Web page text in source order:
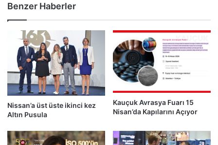
Benzer Haberler
Nissan’a üst üste ikinci kez
Altın Pusula
Kauçuk Avrasya Fuarı 15
Nisan’da Kapılarını Açıyor